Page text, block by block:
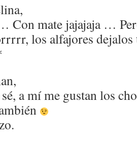
Con mate jajajaja …
los alfajores
a mí me gustan los